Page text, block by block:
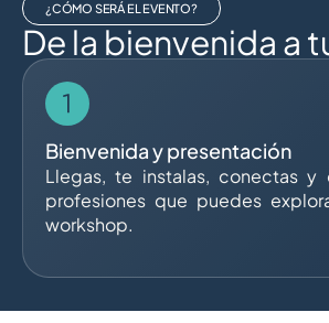
¿CÓMO SERÁ EL EVENTO?
De la bienvenida a
Bienvenida y presentación
Llegas, te instalas, conectas y
profesiones que puedes
workshop.